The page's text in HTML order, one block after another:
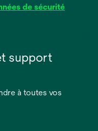
de sécurité
support
à toutes vos